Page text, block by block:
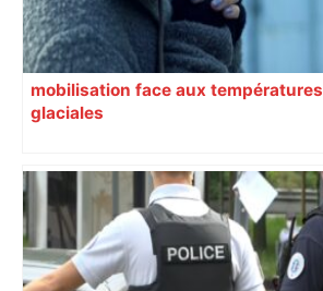
mobilisation face aux températures
glaciales